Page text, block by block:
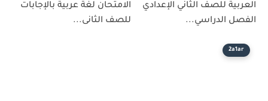
العربية للصف الثاني الإعدادي
الفصل الدراسي...
الامتحان لغة عربية بالإجابات
للصف الثانى...
2a1ar